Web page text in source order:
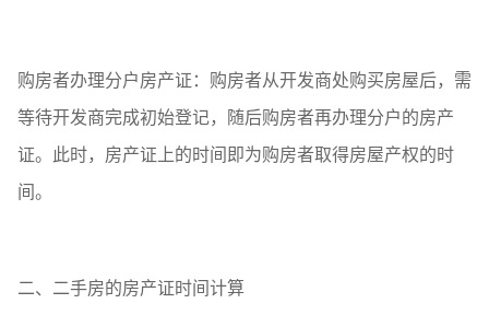
购房者办理分户房产证：购房者从开发商处购买房屋后，需
等待开发商完成初始登记，随后购房者再办理分户的房产
证。此时，房产证上的时间即为购房者取得房屋产权的时
间。
二、二手房的房产证时间计算